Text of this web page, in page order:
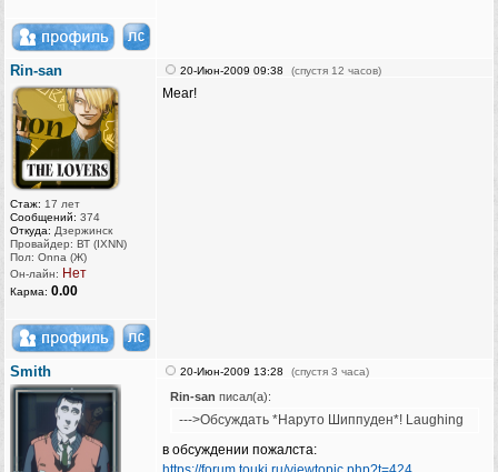
Rin-san
Стаж: 17 лет
Сообщений: 374
Откуда: Дзержинск
Провайдер: ВТ (IXNN)
Пол: Onna (Ж)
Он-лайн: Нет
Карма: 0.00
20-Июн-2009 09:38 (спустя 12 часов)
Mear!
Smith 20-Июн-2009 13:28 (спустя 3 часа)
Rin-san писал(а):
--->Обсуждать *Наруто Шиппуден*! Laughing
в обсуждении пожалста: